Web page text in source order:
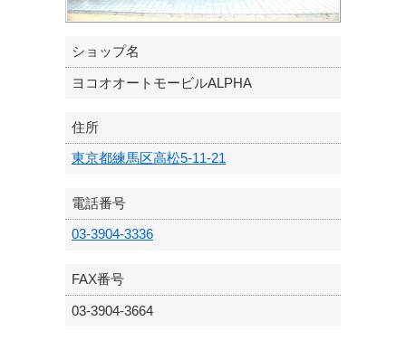
ショップ名
ヨコオオートモービルALPHA
住所
東京都練馬区高松5-11-21
電話番号
03-3904-3336
FAX番号
03-3904-3664